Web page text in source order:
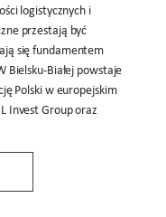
logistycznych i
przestają być
się fundamentem
Białej powstaje
Polski w europejskim
Invest Group oraz